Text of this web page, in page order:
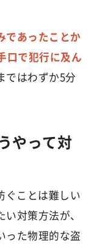
であったことか
口で犯行に及ん
ではわずか5分
やって対
ぐことは難しい
対策方法が、
った物理的な盗